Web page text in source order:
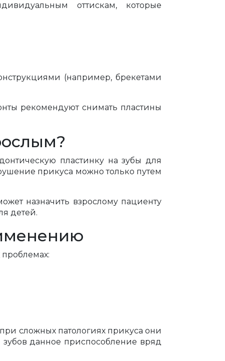
оттискам, которые
(например, брекетами
рекомендуют снимать пластины
пластинку на зубы для
прикуса можно только путем
назначить взрослому пациенту
детей.
сложных патологиях прикуса они
данное приспособление вряд